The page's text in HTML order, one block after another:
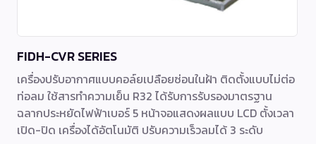
FIDH-CVR SERIES
เครื่องปรับอากาศแบบคอล์ยเปลือยซ่อนในฝ้า ติดตั้งแบบไม่ต่อ
ท่อลม ใช้สารทำความเย็น R32 ได้รับการรับรองมาตรฐาน
ฉลากประหยัดไฟฟ้าเบอร์ 5 หน้าจอแสดงผลแบบ LCD ตั้งเวลา
เปิด-ปิด เครื่องได้อัตโนมัติ ปรับความเร็วลมได้ 3 ระดับ